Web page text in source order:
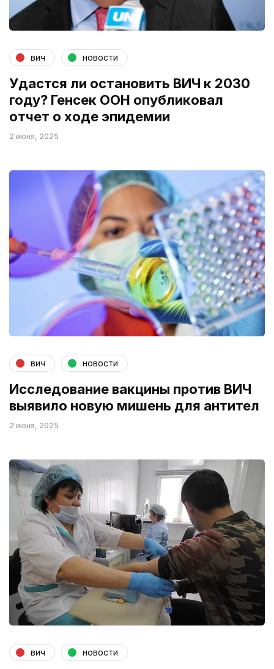
вич новости
Удастся ли остановить ВИЧ к 2030
году? Генсек ООН опубликовал
отчет о ходе эпидемии
2 июня, 2025
вич новости
Исследование вакцины против ВИЧ
выявило новую мишень для антител
2 июня, 2025
вич новости